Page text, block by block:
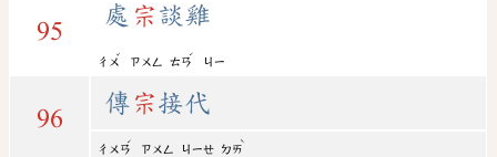
95
處 宗 談雞
ㄔㄨ
ˇ
ㄗㄨㄥ ㄊㄢ
ˊ
ㄐㄧ
96
傳 宗接代
ㄔㄨㄢ
ˊ
ㄗㄨㄥ ㄐㄧㄝ ㄉㄞ
ˋ